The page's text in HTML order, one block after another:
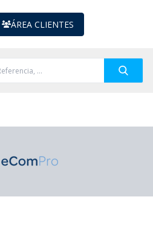
ÁREA CLIENTES